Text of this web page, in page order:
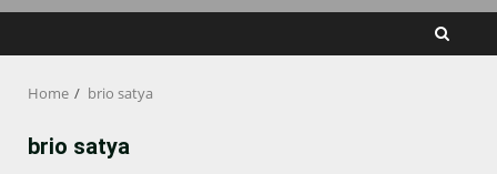
Home brio satya
brio satya